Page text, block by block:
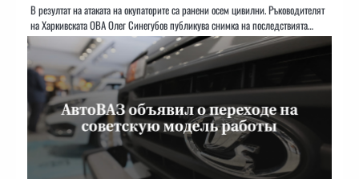
В резултат на атаката на окупаторите са ранени осем цивилни. Ръководителят
на Харкивската ОВА Олег Синегубов публикува снимка на последствията…